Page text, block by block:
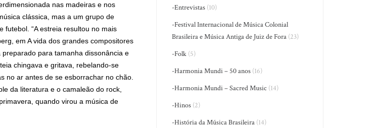
nas madeiras e nos
clássica, mas a um grupo de
futebol. “A estreia resultou no mais
em A vida dos grandes compositores
para tamanha dissonância e
chingava e gritava, rebelando-se
no ar antes de se esborrachar no chão.
da literatura e o camaleão do rock,
quando virou a música de
-Entrevistas (10)
-Festival Internacional de Música Colonial
Brasileira e Música Antiga de Juiz de Fora (23)
-Folk (5)
-Harmonia Mundi – 50 anos (16)
-Harmonia Mundi – Sacred Music (14)
-Hinos (2)
-História da Música Brasileira (14)